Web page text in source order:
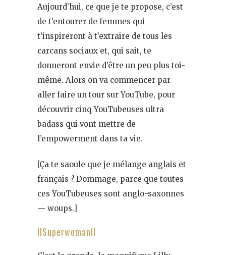
Aujourd’hui, ce que je te propose, c’est
de t’entourer de femmes qui
t’inspireront à t’extraire de tous les
carcans sociaux et, qui sait, te
donneront envie d’être un peu plus toi-
même. Alors on va commencer par
aller faire un tour sur YouTube, pour
découvrir cinq YouTubeuses ultra
badass qui vont mettre de
l’empowerment dans ta vie.
[Ça te saoule que je mélange anglais et
français ? Dommage, parce que toutes
ces YouTubeuses sont anglo-saxonnes
— woups.]
IISuperwomanII